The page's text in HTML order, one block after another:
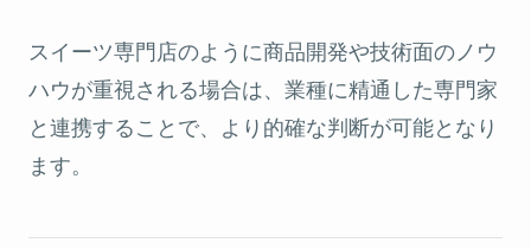
スイーツ専門店のように商品開発や技術面のノウ
ハウが重視される場合は、業種に精通した専門家
と連携することで、より的確な判断が可能となり
ます。